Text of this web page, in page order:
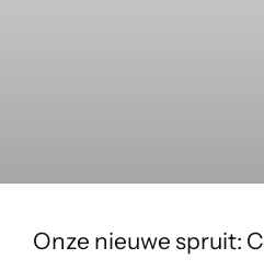
Onze nieuwe spruit: